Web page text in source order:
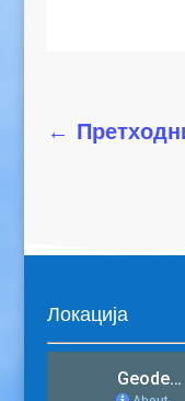
←
Локација